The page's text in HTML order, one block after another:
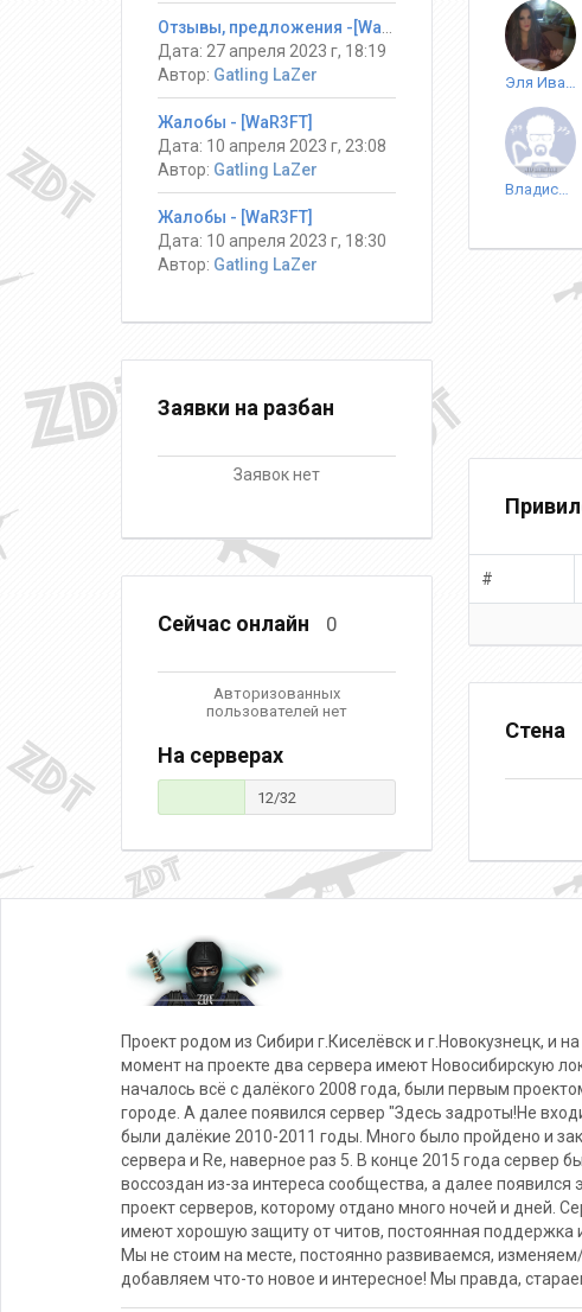
Владиславв Филоненко
#
Стена
Дата: 27 апреля 2023 г, 18:19
Автор: Gatling LaZer
Жалобы - [WaR3FT]
Дата: 10 апреля 2023 г, 23:08
Автор: Gatling LaZer
Жалобы - [WaR3FT]
Дата: 10 апреля 2023 г, 18:30
Автор: Gatling LaZer
Заявки на разбан
Заявок нет
Сейчас онлайн 0
Авторизованных
пользователей нет
На серверах
12/32
Проект родом из Сибири г.Киселёвск и г.Новокузнецк, и
момент на проекте два сервера имеют Новосибирскую
началось всё с далёкого 2008 года, были первым
городе. А далее появился сервер "Здесь задроты!Не
были далёкие 2010-2011 годы. Много было пройдено и
сервера и Re, наверное раз 5. В конце 2015 года сервер
воссоздан из-за интереса сообщества, а далее появился
проект серверов, которому отдано много ночей и дней.
имеют хорошую защиту от читов, постоянная поддержка
Мы не стоим на месте, постоянно развиваемся,
добавляем что-то новое и интересное! Мы правда,